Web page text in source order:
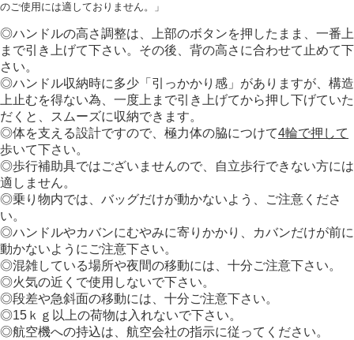
のご使用には適しておりません。」
◎ハンドルの高さ調整は、上部のボタンを押したまま、一番上
まで引き上げて下さい。その後、背の高さに合わせて止めて下
さい。
◎ハンドル収納時に多少「引っかかり感」がありますが、構造
上止むを得ない為、一度上まで引き上げてから押し下げていた
だくと、スムーズに収納できます。
◎体を支える設計ですので、極力体の脇につけて4輪で押して
歩いて下さい。
◎歩行補助具ではございませんので、自立歩行できない方には
適しません。
◎乗り物内では、バッグだけが動かないよう、ご注意くださ
い。
◎ハンドルやカバンにむやみに寄りかかり、カバンだけが前に
動かないようにご注意下さい。
◎混雑している場所や夜間の移動には、十分ご注意下さい。
◎火気の近くで使用しないで下さい。
◎段差や急斜面の移動には、十分ご注意下さい。
◎15ｋｇ以上の荷物は入れないで下さい。
◎航空機への持込は、航空会社の指示に従ってください。